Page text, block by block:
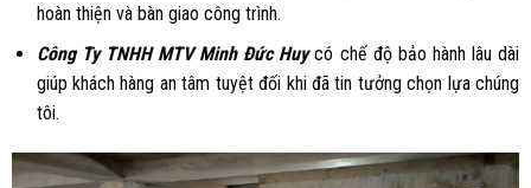
hoàn thiện và bàn giao công trình.
Công Ty TNHH MTV Minh Đức Huycó chế độ bảo hành lâu dài
giúp khách hàng an tâm tuyệt đối khi đã tin tưởng chọn lựa chúng
tôi.